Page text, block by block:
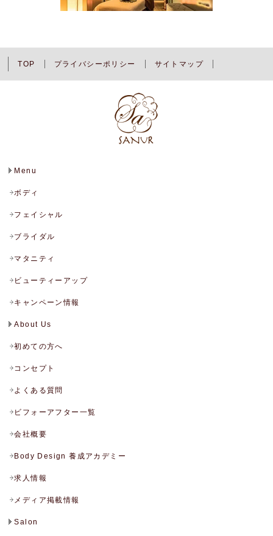
TOP プライバシーポリシー サイトマップ
Menu
ボディ
フェイシャル
ブライダル
マタニティ
ビューティーアップ
キャンペーン情報
About Us
初めての方へ
コンセプト
よくある質問
ビフォーアフター一覧
会社概要
Body Design 養成アカデミー
求人情報
メディア掲載情報
Salon